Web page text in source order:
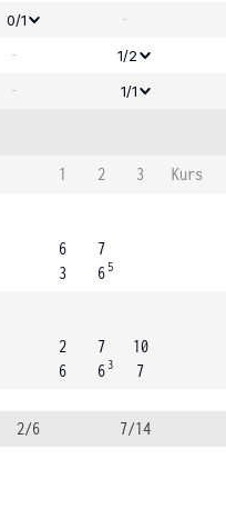
0/1 -
-
1/2
- 1/1
1 2 3
Kurs
6
3
7
6 5
2
6
7
6 3
10
7
2/6 7/14